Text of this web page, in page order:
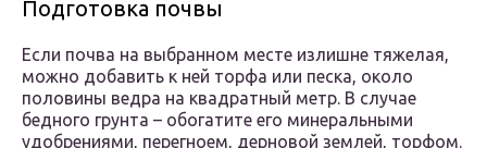
Подготовка почвы
Если почва на выбранном месте излишне тяжелая,
можно добавить к ней торфа или песка, около
половины ведра на квадратный метр. В случае
бедного грунта – обогатите его минеральными
удобрениями, перегноем, дерновой землей, торфом.